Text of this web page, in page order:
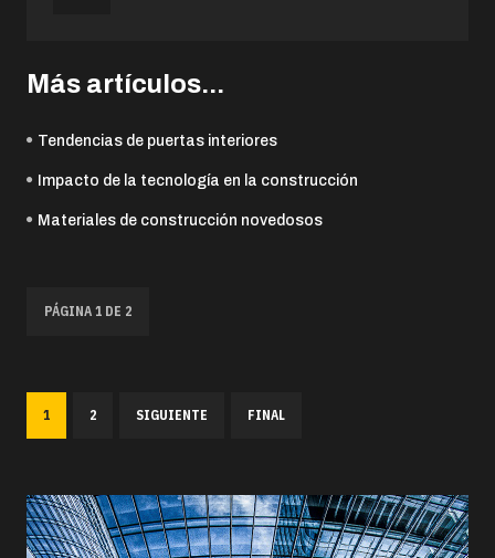
Más artículos...
Tendencias de puertas interiores
Impacto de la tecnología en la construcción
Materiales de construcción novedosos
PÁGINA 1 DE 2
1 2 SIGUIENTE FINAL